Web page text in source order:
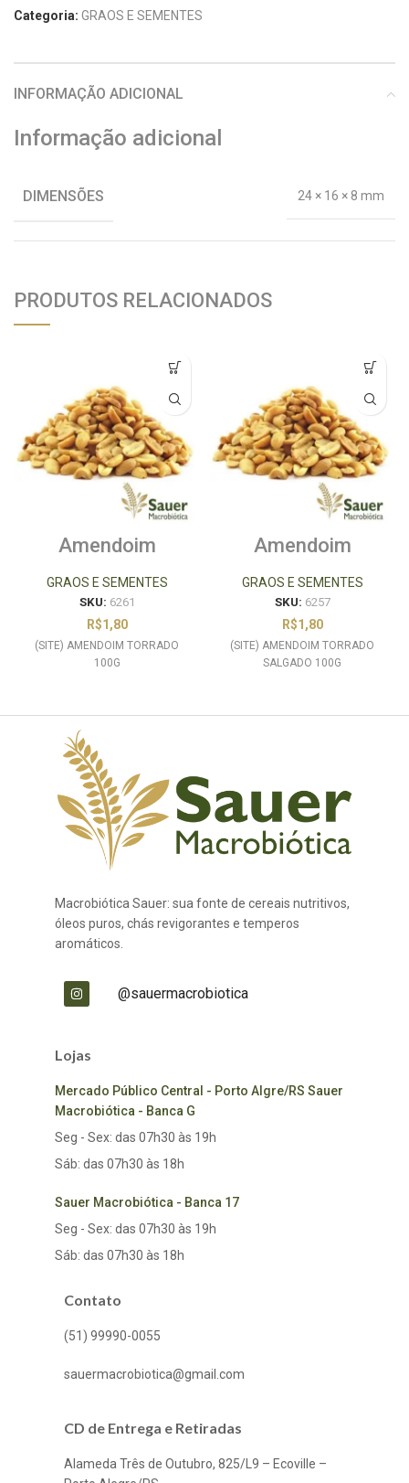
Categoria: GRAOS E SEMENTES
INFORMAÇÃO ADICIONAL
Informação adicional
DIMENSÕES 24 × 16 × 8 mm
PRODUTOS RELACIONADOS
Amendoim
GRAOS E SEMENTES
SKU: 6261
R$1,80
(SITE) AMENDOIM TORRADO
100G
Amendoim
100g
GRAOS E SEMENTES
SKU: 6257
R$1,80
(SITE) AMENDOIM TORRADO
SALGADO 100G
Macrobiótica Sauer: sua fonte de cereais nutritivos,
óleos puros, chás revigorantes e temperos
aromáticos.
@sauermacrobiotica
Lojas
Mercado Público Central - Porto Algre/RS Sauer
Macrobiótica - Banca G
Seg - Sex: das 07h30 às 19h
Sáb: das 07h30 às 18h
Sauer Macrobiótica - Banca 17
Seg - Sex: das 07h30 às 19h
Sáb: das 07h30 às 18h
Contato
(51) 99990-0055
sauermacrobiotica@gmail.com
CD de Entrega e Retiradas
Alameda Três de Outubro, 825/L9 – Ecoville –